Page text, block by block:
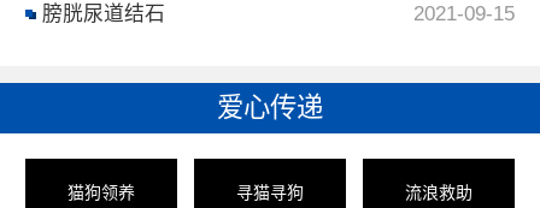
2021-09-15
膀胱尿道结石
爱心传递
猫狗领养 寻猫寻狗 流浪救助